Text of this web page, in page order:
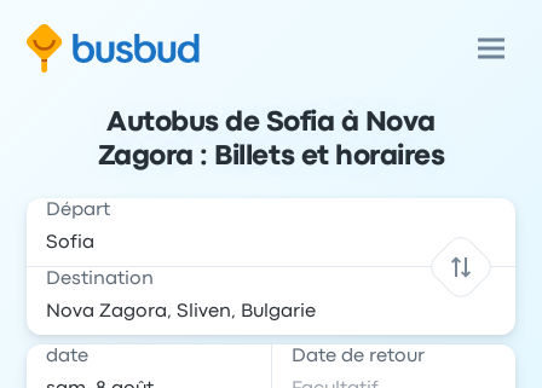
Autobus de Sofia à Nova
Zagora : Billets et horaires
Départ
Destination
date Date de retour